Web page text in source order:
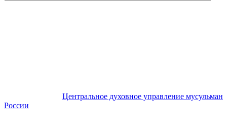
Центральное духовное управление мусульман
России